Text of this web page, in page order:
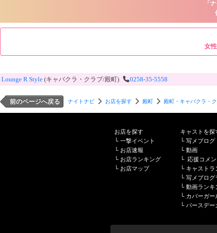
「
女
Lounge R Style (キャバクラ・クラブ/殿町) 0258-35-5558
前のページへ戻る ナイトナビ お店を探す 殿町 殿町・キャバクラ・
お店を探す
└ 一撃イベント
└ お店速報
└ お店ランキング
└ お店マップ
キャストを探
└ 写メブログ
└ 動画
└ 応援コメ
└ キャストラ
└ 写メブログ
└ 動画ランキ
└ カバーガー
└ バースデー